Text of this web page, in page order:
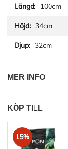
100cm
34cm
32cm
MER INFO
KÖP TILL
15%